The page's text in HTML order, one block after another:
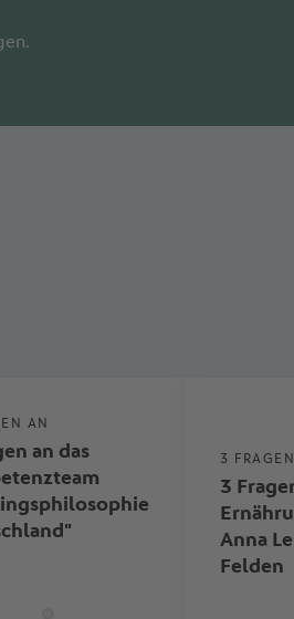
AN
an das
3
3
Anna
Felden